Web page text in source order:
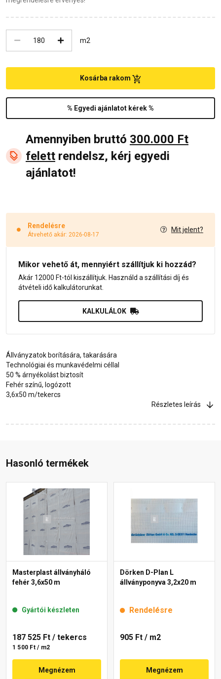
m2
% Egyedi ajánlatot kérek %
Kosárba rakom
Amennyiben bruttó 300.000 Ft
felett rendelsz, kérj egyedi
ajánlatot!
Rendelésre
Átvehető akár: 2026-08-17
Mit jelent?
Mikor vehető át, mennyiért szállítjuk ki hozzád?
Akár 12000 Ft-tól kiszállítjuk. Használd a szállítási díj és
átvételi idő kalkulátorunkat.
KALKULÁLOK
Állványzatok borítására, takarására
Technológiai és munkavédelmi céllal
50 % árnyékolást biztosít
Fehér színű, logózott
3,6x50 m/tekercs
Részletes leírás
Hasonló termékek
Masterplast állványháló
fehér 3,6x50 m
Gyártói készleten
187 525 Ft / tekercs
1 500 Ft / m2
Megnézem
Dörken D-Plan L
állványponyva 3,2x20 m
Rendelésre
905 Ft / m2
Megnézem